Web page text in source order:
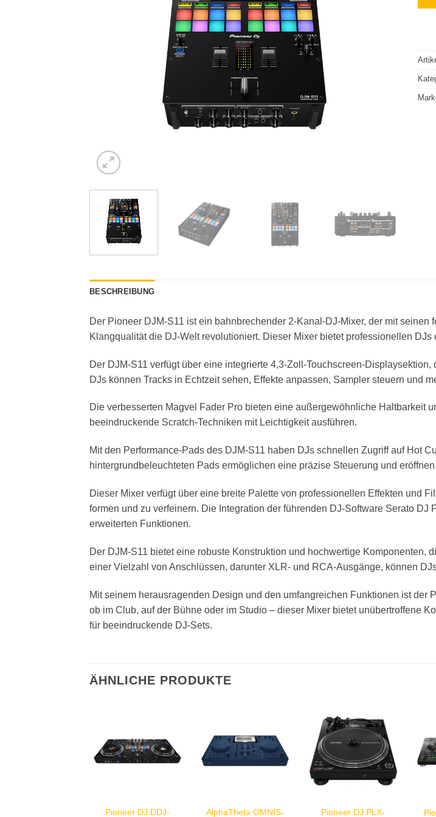
BESCHREIBUNG
Der Pioneer DJM-S11 ist ein bahnbrechender 2-Kanal-DJ-Mixer, der mit
Klangqualität die DJ-Welt revolutioniert. Dieser Mixer bietet professionellen
Der DJM-S11 verfügt über eine integrierte 4,3-Zoll-Touchscreen-
DJs können Tracks in Echtzeit sehen, Effekte anpassen, Sampler steuern und
Die verbesserten Magvel Fader Pro bieten eine außergewöhnliche Haltbarkeit
beeindruckende Scratch-Techniken mit Leichtigkeit ausführen.
Mit den Performance-Pads des DJM-S11 haben DJs schnellen Zugriff auf Hot
hintergrundbeleuchteten Pads ermöglichen eine präzise Steuerung und
Dieser Mixer verfügt über eine breite Palette von professionellen Effekten und
formen und zu verfeinern. Die Integration der führenden DJ-Software Serato
erweiterten Funktionen.
Der DJM-S11 bietet eine robuste Konstruktion und hochwertige
einer Vielzahl von Anschlüssen, darunter XLR- und RCA-Ausgänge, können
Mit seinem herausragenden Design und den umfangreichen Funktionen ist der
ob im Club, auf der Bühne oder im Studio – dieser Mixer bietet unübertroffene
für beeindruckende DJ-Sets.
ÄHNLICHE PRODUKTE
Pioneer DJ DDJ- AlphaTheta OMNIS- Pioneer DJ PLX-